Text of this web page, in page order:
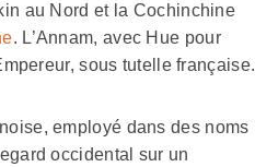
au Nord et la Cochinchine
. L’Annam, avec Hue pour
sous tutelle française.
employé dans des noms
occidental sur un